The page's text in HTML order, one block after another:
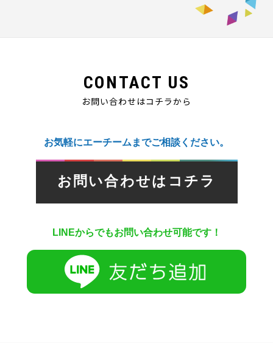
CONTACT US
お問い合わせはコチラから
お気軽にエーチームまでご相談ください。
お問い合わせはコチラ
LINEからでもお問い合わせ可能です！